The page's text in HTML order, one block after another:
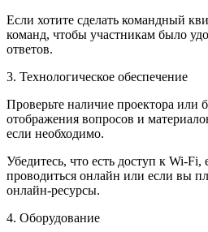
Если хотите сделать командный
команд, чтобы участникам было
ответов.
3. Технологическое обеспечение
Проверьте наличие проектора или
отображения вопросов и
если необходимо.
Убедитесь, что есть доступ к Wi-Fi,
проводиться онлайн или если вы
онлайн-ресурсы.
4. Оборудование